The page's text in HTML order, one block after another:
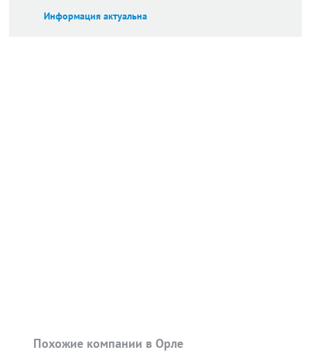
Информация актуальна
Похожие компании в Орле